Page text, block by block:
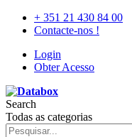
+ 351 21 430 84 00
Contacte-nos !
Login
Obter Acesso
Search
Todas as categorias